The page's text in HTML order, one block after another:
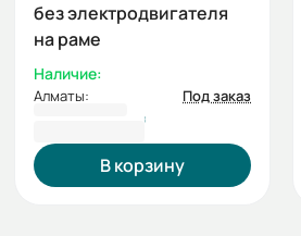
без электродвигателя
на раме
Наличие:
Алматы: Под заказ
В корзину